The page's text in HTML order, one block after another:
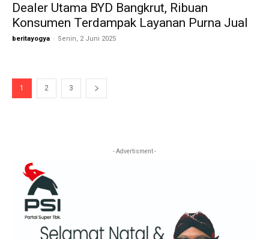
Dealer Utama BYD Bangkrut, Ribuan
Konsumen Terdampak Layanan Purna Jual
beritayogya - Senin, 2 Juni 2025
1 2 3
- Advertisment -